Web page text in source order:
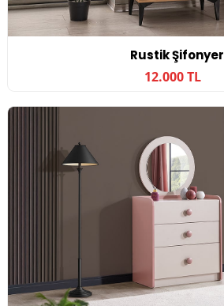
Rustik Şifonyer
12.000 TL